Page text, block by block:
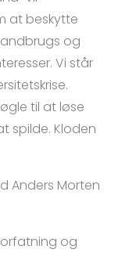
at beskytte
og
Vi står
til at løse
spilde. Kloden
Anders Morten
og